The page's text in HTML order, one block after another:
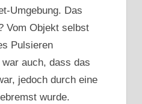
Umgebung. Das
Vom Objekt selbst
Pulsieren
auch, dass das
jedoch durch eine
wurde.